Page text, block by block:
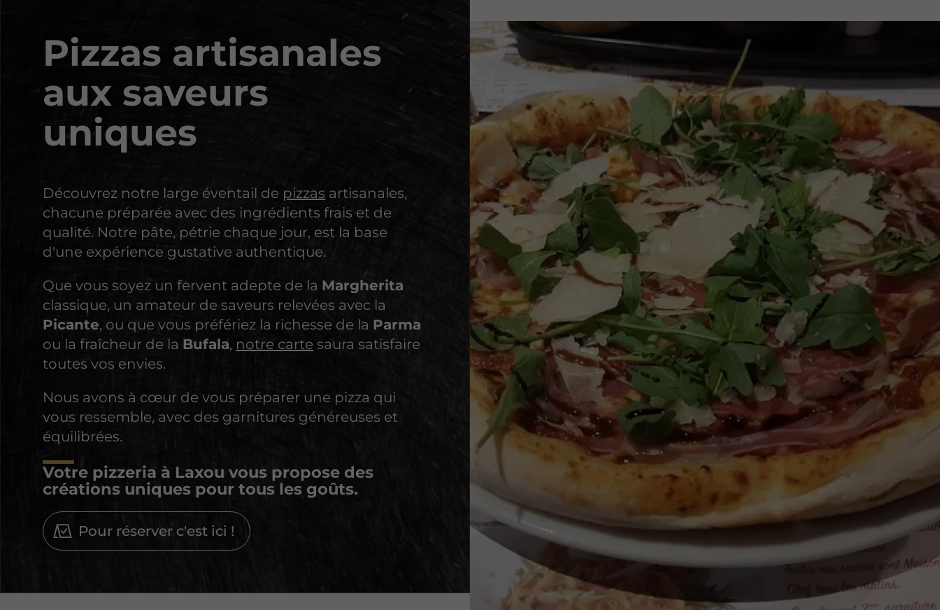
Pizzas artisanales
aux saveurs
uniques
Découvrez notre large éventail de pizzas artisanales,
chacune préparée avec des ingrédients frais et de
qualité. Notre pâte, pétrie chaque jour, est la base
d'une expérience gustative authentique.
Que vous soyez un fervent adepte de la Margherita
classique, un amateur de saveurs relevées avec la
Picante, ou que vous préfériez la richesse de la Parma
ou la fraîcheur de la Bufala, notre carte saura satisfaire
toutes vos envies.
Nous avons à cœur de vous préparer une pizza qui
vous ressemble, avec des garnitures généreuses et
équilibrées.
Votre pizzeria à Laxou vous propose des
créations uniques pour tous les goûts.
Pour réserver c'est ici !